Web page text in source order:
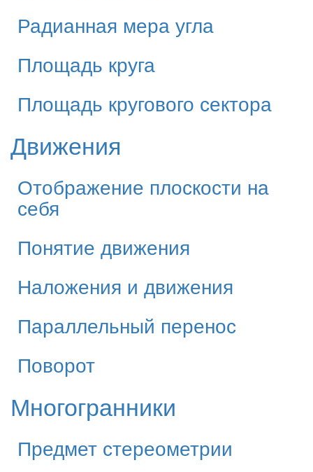
Радианная мера угла
Площадь круга
Площадь кругового сектора
Движения
Отображение плоскости на
себя
Понятие движения
Наложения и движения
Параллельный перенос
Поворот
Многогранники
Предмет стереометрии